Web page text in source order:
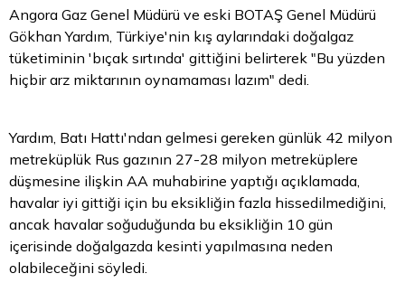
Angora Gaz Genel Müdürü ve eski BOTAŞ Genel Müdürü
Gökhan Yardım, Türkiye'nin kış aylarındaki doğalgaz
tüketiminin 'bıçak sırtında' gittiğini belirterek "Bu yüzden
hiçbir arz miktarının oynamaması lazım" dedi.
Yardım, Batı Hattı'ndan gelmesi gereken günlük 42 milyon
metreküplük Rus gazının 27-28 milyon metreküplere
düşmesine ilişkin AA muhabirine yaptığı açıklamada,
havalar iyi gittiği için bu eksikliğin fazla hissedilmediğini,
ancak havalar soğuduğunda bu eksikliğin 10 gün
içerisinde doğalgazda kesinti yapılmasına neden
olabileceğini söyledi.